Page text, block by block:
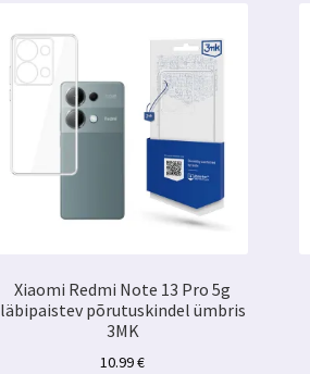
Xiaomi Redmi Note 13 Pro 5g
läbipaistev põrutuskindel ümbris
3MK
10.99€